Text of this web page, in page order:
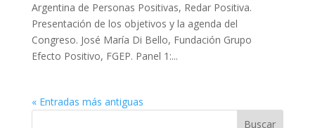
Argentina de Personas Positivas, Redar Positiva.
Presentación de los objetivos y la agenda del
Congreso. José María Di Bello, Fundación Grupo
Efecto Positivo, FGEP. Panel 1:...
« Entradas más antiguas